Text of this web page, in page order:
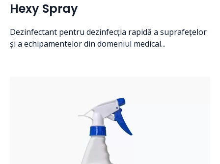
Hexy Spray
Dezinfectant pentru dezinfecția rapidă a suprafețelor
și a echipamentelor din domeniul medical...